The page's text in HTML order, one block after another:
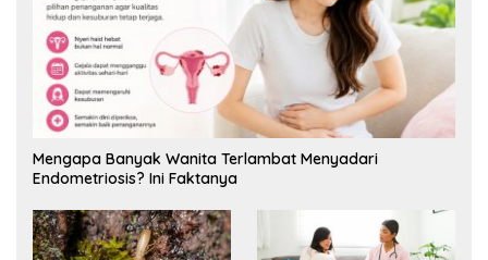
Mengapa Banyak Wanita Terlambat Menyadari
Endometriosis? Ini Faktanya